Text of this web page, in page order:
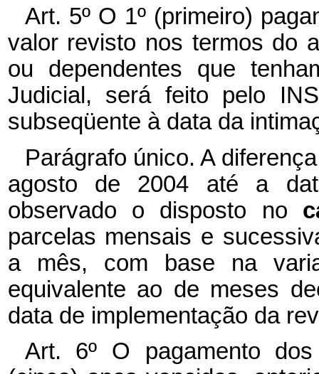
Art. 5º O 1º (primeiro)
valor revisto nos termos do
ou dependentes que
Judicial, será feito pelo
subseqüente à data da
Parágrafo único. A
agosto de 2004 até a
observado o disposto no
parcelas mensais e
a mês, com base na
equivalente ao de meses
data de implementação da
Art. 6º O pagamento